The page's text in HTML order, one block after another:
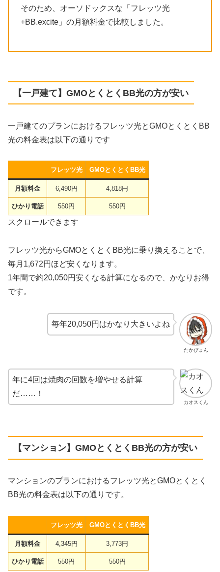
そのため、オーソドックスな「フレッツ光
+BB.excite」の月額料金で比較しました。
【一戸建て】GMOとくとくBB光の方が安い
一戸建てのプランにおけるフレッツ光とGMOとくとくBB
光の料金表は以下の通りです
フレッツ光 GMOとくとくBB光
月額料金 6,490円 4,818円
ひかり電話 550円 550円
スクロールできます
フレッツ光からGMOとくとくBB光に乗り換えることで、
毎月1,672円ほど安くなります。
1年間で約20,050円安くなる計算になるので、かなりお得
です。
たかぴょん
毎年20,050円はかなり大きいよね
カオスくん
年に4回は焼肉の回数を増やせる計算
だ……！
【マンション】GMOとくとくBB光の方が安い
マンションのプランにおけるフレッツ光とGMOとくとく
BB光の料金表は以下の通りです。
フレッツ光 GMOとくとくBB光
月額料金 4,345円 3,773円
ひかり電話 550円 550円